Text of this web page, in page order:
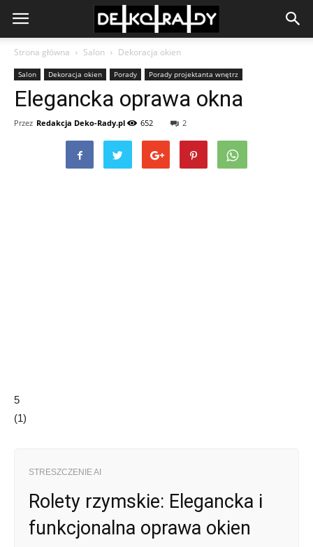
Strona główna Salon Dekoracja okien
Salon Dekoracja okien Porady Porady projektanta wnętrz
Elegancka oprawa okna
Przez Redakcja Deko-Rady.pl 652 2
5
(1)
STRESZCZENIE AI
Rolety rzymskie: Elegancka i
funkcjonalna oprawa okien